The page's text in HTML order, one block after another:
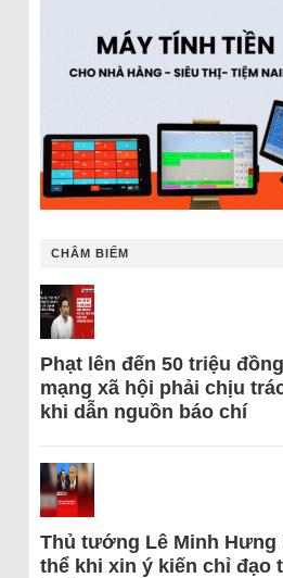
CHÂM BIẾM
Phạt lên đến 50 triệu
mạng xã hội phải chịu
khi dẫn nguồn báo chí
Thủ tướng Lê Minh Hưng
thể khi xin ý kiến chỉ đạo